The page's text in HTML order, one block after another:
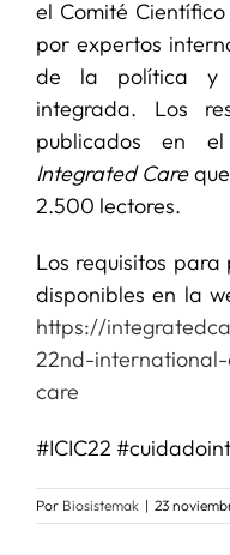
el Comité
por expertos
de la política y
integrada. Los
publicados en el
Integrated Care
2.500 lectores.
Los requisitos
disponibles en la
https://
22nd-
care
#ICIC22
Por Biosistemak | 23